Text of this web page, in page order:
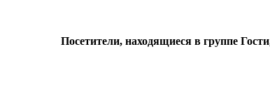
Посетители, находящиеся в группе Гости